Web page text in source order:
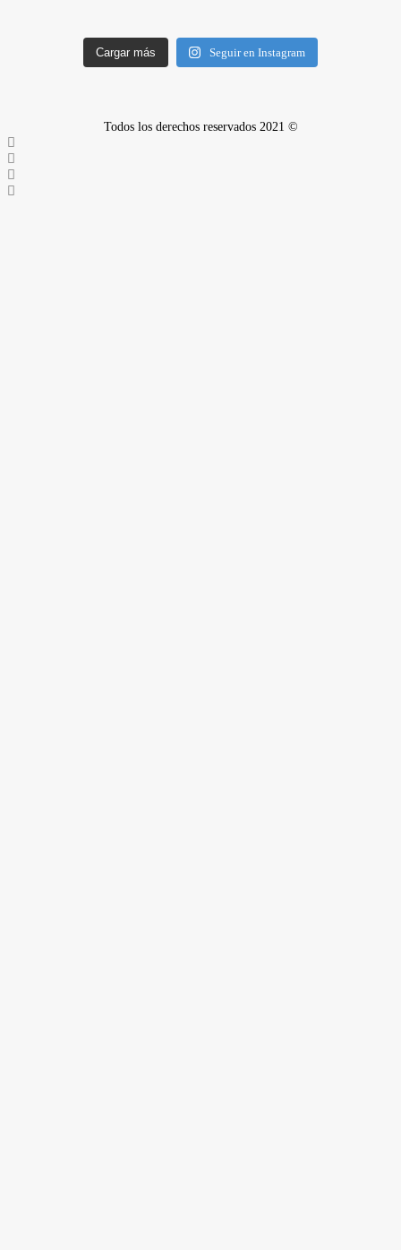
Cargar más Seguir en Instagram
Todos los derechos reservados 2021 ©